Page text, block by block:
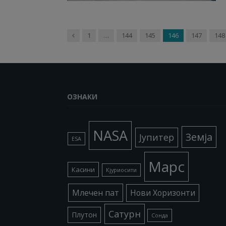
Previous
1 … 144 145 146 147 148
ОЗНАКИ
ESA NASA Јупитер Земја
Касини Кјуриосити Марс
Млечен пат Нови Хоризонти
Плутон Сатурн Сонда